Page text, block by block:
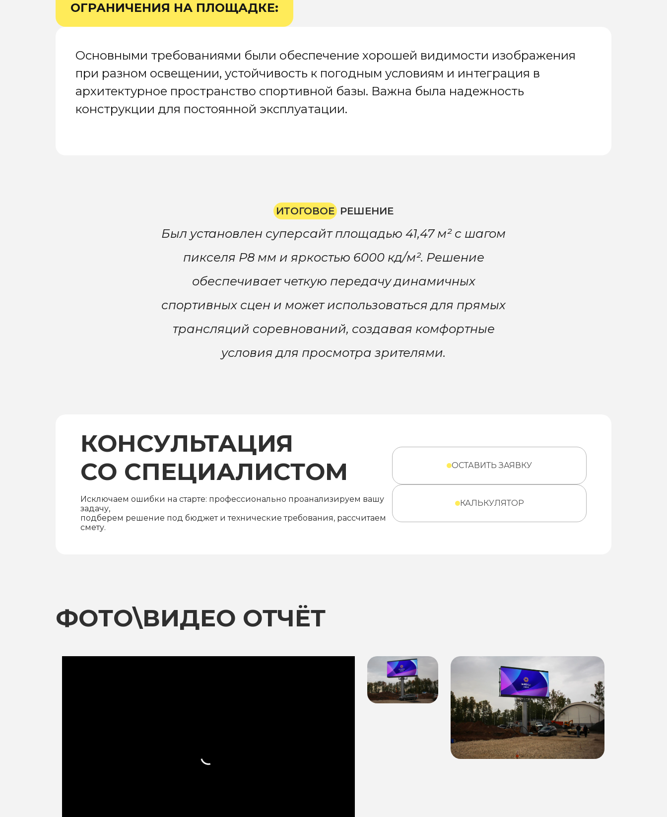
ОГРАНИЧЕНИЯ НА ПЛОЩАДКЕ:
Основными требованиями были обеспечение хорошей видимости изображения
при разном освещении, устойчивость к погодным условиям и интеграция в
архитектурное пространство спортивной базы. Важна была надежность
конструкции для постоянной эксплуатации.
ИТОГОВОЕ РЕШЕНИЕ
Был установлен суперсайт площадью 41,47 м² с шагом
пикселя P8 мм и яркостью 6000 кд/м². Решение
обеспечивает четкую передачу динамичных
спортивных сцен и может использоваться для прямых
трансляций соревнований, создавая комфортные
условия для просмотра зрителями.
КОНСУЛЬТАЦИЯ
СО СПЕЦИАЛИСТОМ
Исключаем ошибки на старте: профессионально проанализируем вашу
задачу,
подберем решение под бюджет и технические требования, рассчитаем
смету.
ОСТАВИТЬ ЗАЯВКУ
КАЛЬКУЛЯТОР
ФОТО\ВИДЕО ОТЧЁТ